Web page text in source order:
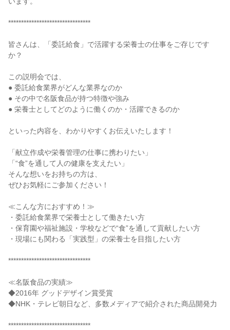
********************************
皆さんは、「委託給食」で活躍する栄養士の仕事をご存じです
か？
この説明会では、
● 委託給食業界がどんな業界なのか
● その中で名阪食品が持つ特徴や強み
● 栄養士としてどのように働くのか・活躍できるのか
といった内容を、わかりやすくお伝えいたします！
「献立作成や栄養管理の仕事に携わりたい」
「“食”を通して人の健康を支えたい」
そんな想いをお持ちの方は、
ぜひお気軽にご参加ください！
≪こんな方におすすめ！≫
・委託給食業界で栄養士として働きたい方
・保育園や福祉施設・学校などで“食”を通して貢献したい方
・現場にも関わる「実践型」の栄養士を目指したい方
********************************
≪名阪食品の実績≫
◆2016年 グッドデザイン賞受賞
◆NHK・テレビ朝日など、多数メディアで紹介された商品開発力
********************************